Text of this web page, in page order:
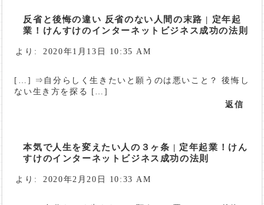
反省と後悔の違い 反省のない人間の末路 | 定年起
業！けんすけのインターネットビジネス成功の法則
より: 2020年1月13日 10:35 AM
[…] ⇒自分らしく生きたいと願うのは悪いこと？ 後悔し
ない生き方を探る […]
返信
本気で人生を変えたい人の３ヶ条 | 定年起業！けん
すけのインターネットビジネス成功の法則
より: 2020年2月20日 10:33 AM